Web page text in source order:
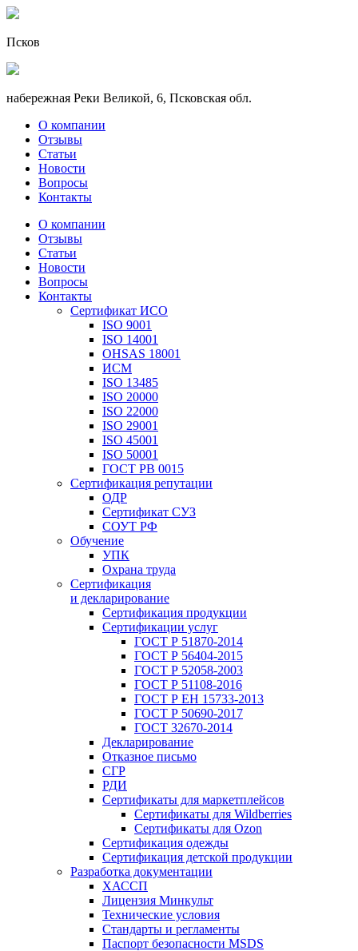
Псков
набережная Реки Великой, 6, Псковская обл.
О компании
Отзывы
Статьи
Новости
Вопросы
Контакты
О компании
Отзывы
Статьи
Новости
Вопросы
Контакты
Сертификат ИСО
ISO 9001
ISO 14001
OHSAS 18001
ИСМ
ISO 13485
ISO 20000
ISO 22000
ISO 29001
ISO 45001
ISO 50001
ГОСТ РВ 0015
Сертификация репутации
ОДР
Сертификат СУЗ
СОУТ РФ
Обучение
УПК
Охрана труда
Сертификация
и декларирование
Сертификация продукции
Сертификации услуг
ГОСТ Р 51870-2014
ГОСТ Р 56404-2015
ГОСТ Р 52058-2003
ГОСТ Р 51108-2016
ГОСТ Р ЕН 15733-2013
ГОСТ Р 50690-2017
ГОСТ 32670-2014
Декларирование
Отказное письмо
СГР
РДИ
Сертификаты для маркетплейсов
Сертификаты для Wildberries
Сертификаты для Ozon
Сертификация одежды
Сертификация детской продукции
Разработка документации
ХАССП
Лицензия Минкульт
Технические условия
Стандарты и регламенты
Паспорт безопасности MSDS